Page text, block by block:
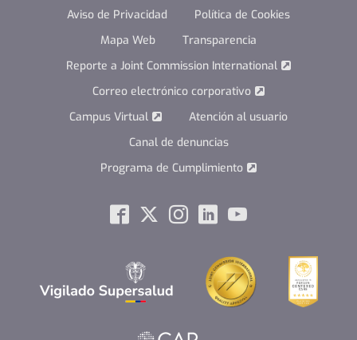
Aviso de Privacidad
Política de Cookies
Mapa Web
Transparencia
Reporte a Joint Commission International
Correo electrónico corporativo
Campus Virtual
Atención al usuario
Canal de denuncias
Programa de Cumplimiento